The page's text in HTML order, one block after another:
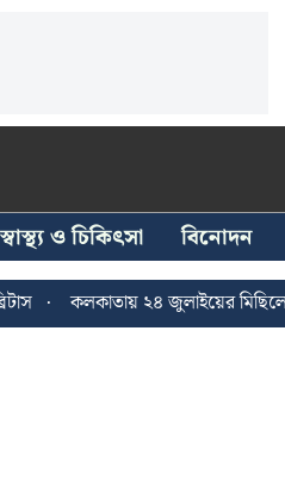
স্বাস্থ্য ও চিকিৎসা বিনোদন
২৪ জুলাইয়ের মিছিলে